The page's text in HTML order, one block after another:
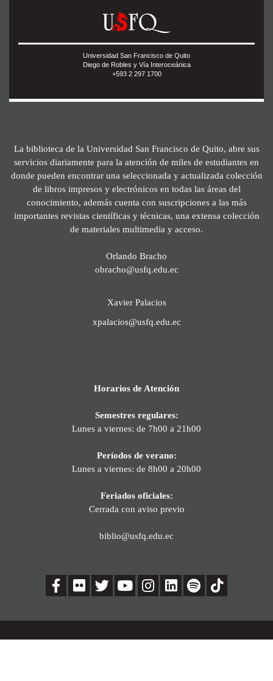
Universidad San Francisco de Quito
Diego de Robles y Vía Interoceánica
+593 2 297 1700
La biblioteca de la Universidad San Francisco de Quito, abre sus
servicios diariamente para la atención de miles de estudiantes en
donde pueden encontrar una seleccionada y actualizada colección
de libros impresos y electrónicos en todas las áreas del
conocimiento, además cuenta con suscripciones a las más
importantes revistas científicas y técnicas, una extensa colección
de materiales multimedia y acceso.
Orlando Bracho
obracho@usfq.edu.ec
Xavier Palacios
xpalacios@usfq.edu.ec
Horarios de Atención
Semestres regulares:
Lunes a viernes: de 7h00 a 21h00
Períodos de verano:
Lunes a viernes: de 8h00 a 20h00
Feriados oficiales:
Cerrada con aviso previo
biblio@usfq.edu.ec